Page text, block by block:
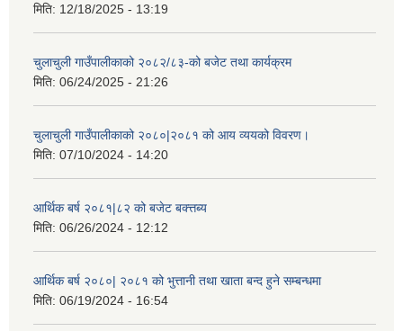
मिति: 12/18/2025 - 13:19
चुलाचुली गाउँपालीकाको २०८२/८३-को बजेट तथा कार्यक्रम
मिति: 06/24/2025 - 21:26
चुलाचुली गाउँपालीकाको २०८०|२०८१ को आय व्ययको विवरण।
मिति: 07/10/2024 - 14:20
आर्थिक बर्ष २०८१|८२ को बजेट बक्त्तब्य
मिति: 06/26/2024 - 12:12
आर्थिक बर्ष २०८०| २०८१ को भुत्तानी तथा खाता बन्द हुने सम्बन्धमा
मिति: 06/19/2024 - 16:54